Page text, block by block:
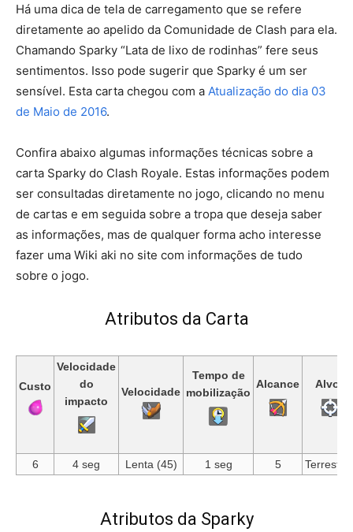
Há uma dica de tela de carregamento que se refere
diretamente ao apelido da Comunidade de Clash para ela.
Chamando Sparky “Lata de lixo de rodinhas” fere seus
sentimentos. Isso pode sugerir que Sparky é um ser
sensível. Esta carta chegou com a Atualização do dia 03
de Maio de 2016.
Confira abaixo algumas informações técnicas sobre a
carta Sparky do Clash Royale. Estas informações podem
ser consultadas diretamente no jogo, clicando no menu
de cartas e em seguida sobre a tropa que deseja saber
as informações, mas de qualquer forma acho interesse
fazer uma Wiki aki no site com informações de tudo
sobre o jogo.
Atributos da Carta
Custo
Velocidade
do
impacto
Velocidade
Tempo de
mobilização
Alcance Alvos
6 4 seg Lenta (45) 1 seg 5
Atributos da Sparky